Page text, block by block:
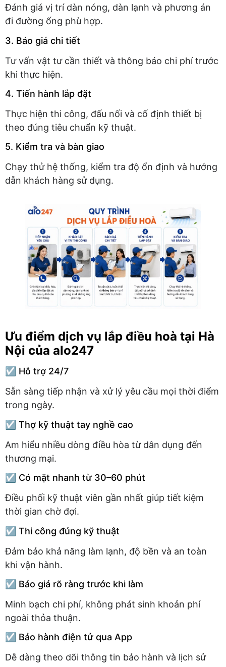
Đánh giá vị trí dàn nóng, dàn lạnh và phương án
đi đường ống phù hợp.
3. Báo giá chi tiết
Tư vấn vật tư cần thiết và thông báo chi phí trước
khi thực hiện.
4. Tiến hành lắp đặt
Thực hiện thi công, đấu nối và cố định thiết bị
theo đúng tiêu chuẩn kỹ thuật.
5. Kiểm tra và bàn giao
Chạy thử hệ thống, kiểm tra độ ổn định và hướng
dẫn khách hàng sử dụng.
Ưu điểm dịch vụ lắp điều hoà tại Hà
Nội của alo247
☑️ Hỗ trợ 24/7
Sẵn sàng tiếp nhận và xử lý yêu cầu mọi thời điểm
trong ngày.
☑️ Thợ kỹ thuật tay nghề cao
Am hiểu nhiều dòng điều hòa từ dân dụng đến
thương mại.
☑️ Có mặt nhanh từ 30–60 phút
Điều phối kỹ thuật viên gần nhất giúp tiết kiệm
thời gian chờ đợi.
☑️ Thi công đúng kỹ thuật
Đảm bảo khả năng làm lạnh, độ bền và an toàn
khi vận hành.
☑️ Báo giá rõ ràng trước khi làm
Minh bạch chi phí, không phát sinh khoản phí
ngoài thỏa thuận.
☑️ Bảo hành điện tử qua App
Dễ dàng theo dõi thông tin bảo hành và lịch sử